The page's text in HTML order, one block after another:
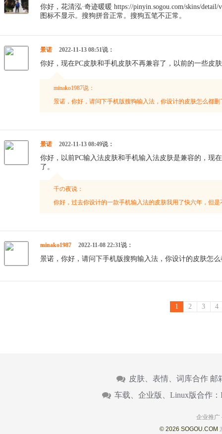
你好，花清泓·奇迹暖暖 https://pinyin.sogou.com/skins/
图标不显示。搜狗拼音正常。搜狗五笔不正常。
景诺 2022-11-13 08:51说：
你好，现在PC皮肤和手机皮肤不再兼容了，以前的一些皮
minako1987说：
景诺，你好，请问下手机版搜狗输入法，你设计的皮肤怎么都删
景诺 2022-11-13 08:49说：
你好，以前PC输入法皮肤和手机输入法皮肤是兼容的，现
了。
千の夜说：
你好，过去你设计的一款手机输入法的皮肤我用了快六年，但
minako1987 2022-11-08 22:31说：
景诺，你好，请问下手机版搜狗输入法，你设计的皮肤怎
1 2 3 4
皮肤、表情、词库合作 邮
车载、企业版、Linux版合作：
企业推广
© 2026 SOGOU.COM